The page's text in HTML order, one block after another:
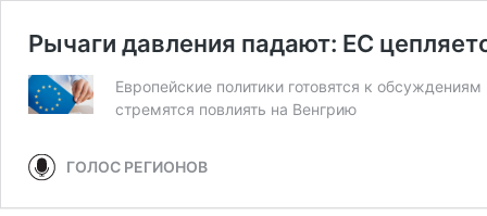
Рычаги давления падают: ЕС
Европейские политики готовятся к
стремятся повлиять на Венгрию
ГОЛОС РЕГИОНОВ